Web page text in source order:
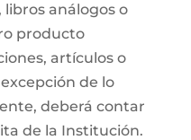
análogos o
producto
artículos o
de lo
deberá contar
de la Institución.